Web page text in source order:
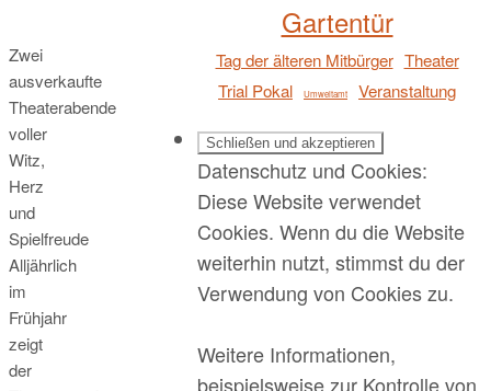
Zwei
ausverkaufte
Theaterabende
voller
Witz,
Herz
und
Spielfreude
Alljährlich
im
Frühjahr
zeigt
der
Gartentür
Tag der älteren Mitbürger Theater
Trial Pokal
Umweltamt Veranstaltung
Datenschutz und Cookies:
Diese Website verwendet
Cookies. Wenn du die Website
weiterhin nutzt, stimmst du der
Verwendung von Cookies zu.
Weitere Informationen,
beispielsweise zur Kontrolle von